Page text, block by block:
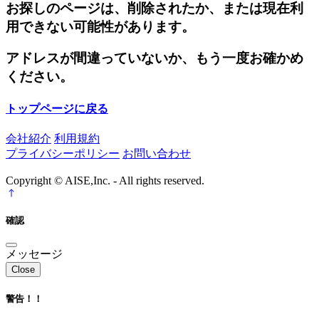
お探しのページは、削除されたか、または現在利
用できない可能性があります。
アドレスが間違っていないか、もう一度お確かめ
ください。
トップページに戻る
会社紹介 利用規約
プライバシーポリシー お問い合わせ
Copyright © AISE,Inc. - All rights reserved.
確認
メッセージ
Close
警告！！